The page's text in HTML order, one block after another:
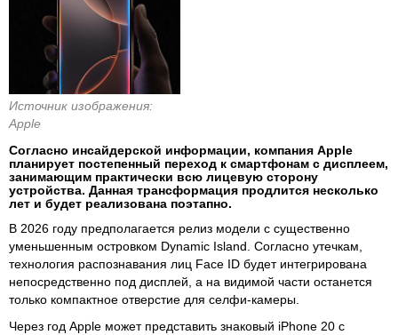
Источник изображения:
Apple
Согласно инсайдерской информации, компания Apple
планирует постепенный переход к смартфонам с дисплеем,
занимающим практически всю лицевую сторону
устройства. Данная трансформация продлится несколько
лет и будет реализована поэтапно.
В 2026 году предполагается релиз модели с существенно
уменьшенным островком Dynamic Island. Согласно утечкам,
технология распознавания лиц Face ID будет интегрирована
непосредственно под дисплей, а на видимой части останется
только компактное отверстие для селфи-камеры.
Через год Apple может представить знаковый iPhone 20 с